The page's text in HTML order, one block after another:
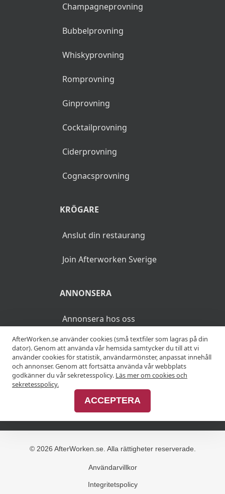
Champagneprovning
Bubbelprovning
Whiskyprovning
Romprovning
Ginprovning
Cocktailprovning
Ciderprovning
Cognacsprovning
KRÖGARE
Anslut din restaurang
Join Afterworken Sverige
ANNONSERA
Annonsera hos oss
Advertise with us
MER
Alla afterworker
© 2026 AfterWorken.se. Alla rättigheter reserverade.
Användarvillkor
Integritetspolicy
AfterWorken.se använder cookies (små textfiler som lagras på din
dator). Genom att använda vår hemsida samtycker du till att vi
använder cookies för statistik, användarmönster, anpassat innehåll
och annonser. Genom att fortsätta använda vår webbplats
godkänner du vår sekretesspolicy. Läs mer om cookies och
sekretesspolicy.
ACCEPTERA